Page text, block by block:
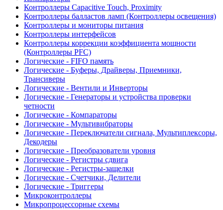
Контроллеры Capacitive Touch, Proximity
Контроллеры балластов ламп (Контроллеры освещения)
Контроллеры и мониторы питания
Контроллеры интерфейсов
Контроллеры коррекции коэффициента мощности
(Контроллеры PFC)
Логические - FIFO память
Логические - Буферы, Драйверы, Приемники,
Трансиверы
Логические - Вентили и Инверторы
Логические - Генераторы и устройства проверки
четности
Логические - Компараторы
Логические - Мультивибраторы
Логические - Переключатели сигнала, Мультиплексоры,
Декодеры
Логические - Преобразователи уровня
Логические - Регистры сдвига
Логические - Регистры-защелки
Логические - Счетчики, Делители
Логические - Триггеры
Микроконтроллеры
Микропроцессорные схемы